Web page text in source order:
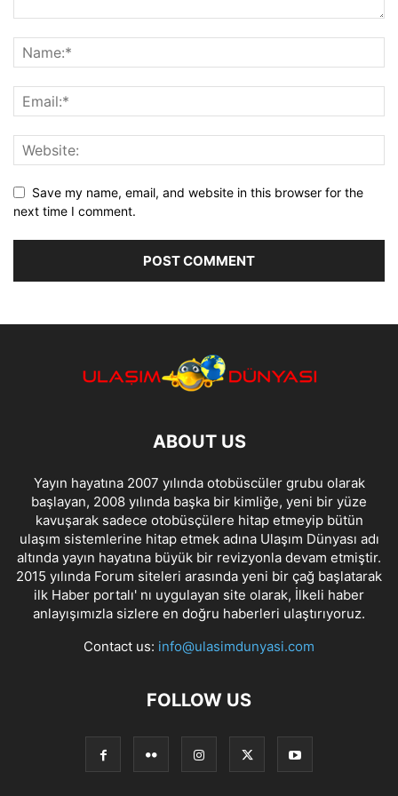
Save my name, email, and website in this browser for the
next time I comment.
ABOUT US
Yayın hayatına 2007 yılında otobüscüler grubu olarak
başlayan, 2008 yılında başka bir kimliğe, yeni bir yüze
kavuşarak sadece otobüsçülere hitap etmeyip bütün
ulaşım sistemlerine hitap etmek adına Ulaşım Dünyası adı
altında yayın hayatına büyük bir revizyonla devam etmiştir.
2015 yılında Forum siteleri arasında yeni bir çağ başlatarak
ilk Haber portalı' nı uygulayan site olarak, İlkeli haber
anlayışımızla sizlere en doğru haberleri ulaştırıyoruz.
Contact us: info@ulasimdunyasi.com
FOLLOW US